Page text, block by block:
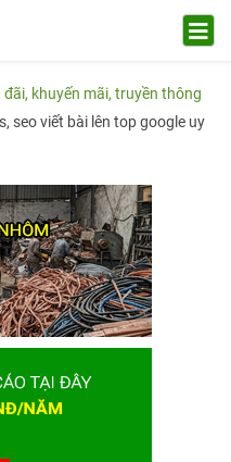
đãi, khuyến mãi, truyền thông
seo viết bài lên top google uy